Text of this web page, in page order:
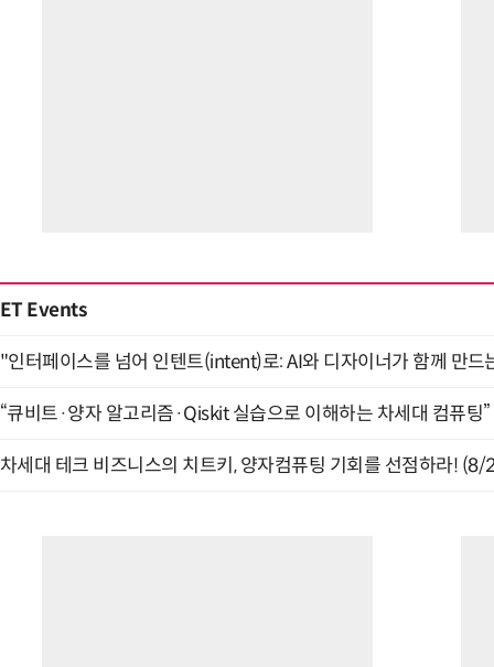
ET Events
"인터페이스를 넘어 인텐트(intent)로: AI와 디자이너가 함께 만
“큐비트·양자 알고리즘·Qiskit 실습으로 이해하는 차세대 컴퓨팅
차세대 테크 비즈니스의 치트키, 양자컴퓨팅 기회를 선점하라! (8/